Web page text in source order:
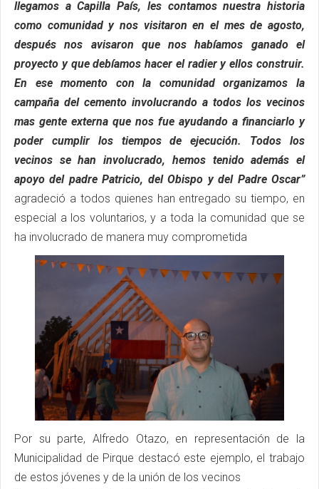
llegamos a Capilla País, les contamos nuestra historia
como comunidad y nos visitaron en el mes de agosto,
después nos avisaron que nos habíamos ganado el
proyecto y que debíamos hacer el radier y ellos construir.
En ese momento con la comunidad organizamos la
campaña del cemento involucrando a todos los vecinos
mas gente externa que nos fue ayudando a financiarlo y
poder cumplir los tiempos de ejecución. Todos los
vecinos se han involucrado, hemos tenido además el
apoyo del padre Patricio, del Obispo y del Padre Oscar”
agradeció a todos quienes han entregado su tiempo, en
especial a los voluntarios, y a toda la comunidad que se
ha involucrado de manera muy comprometida
Por su parte, Alfredo Otazo, en representación de la
Municipalidad de Pirque destacó este ejemplo, el trabajo
de estos jóvenes y de la unión de los vecinos